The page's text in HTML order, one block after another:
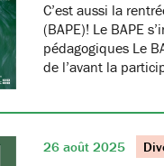
C’est aussi la
(BAPE)! Le BAPE
pédagogiques Le
de l’avant la
26 août 2025